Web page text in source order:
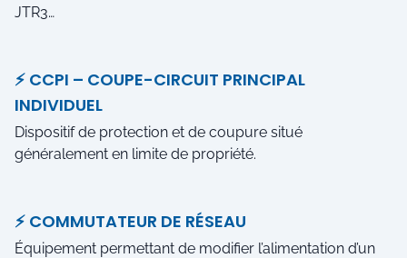
JTR3…
⚡ CCPI – COUPE-CIRCUIT PRINCIPAL
INDIVIDUEL
Dispositif de protection et de coupure situé
généralement en limite de propriété.
⚡ COMMUTATEUR DE RÉSEAU
Équipement permettant de modifier l’alimentation d’un